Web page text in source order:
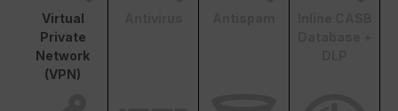
Virtual
Private
Network
(VPN)